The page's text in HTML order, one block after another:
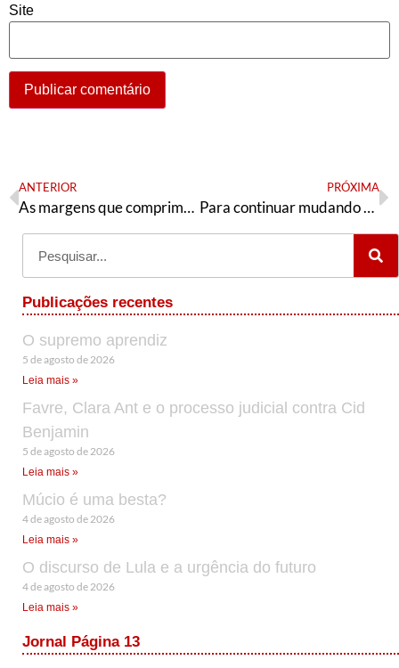
Site
ANTERIOR
As margens que comprimem o PT
PRÓXIMA
Para continuar mudando o Rio Grande do Norte: Fátima governadora!
Publicações recentes
O supremo aprendiz
5 de agosto de 2026
Leia mais »
Favre, Clara Ant e o processo judicial contra Cid
Benjamin
5 de agosto de 2026
Leia mais »
Múcio é uma besta?
4 de agosto de 2026
Leia mais »
O discurso de Lula e a urgência do futuro
4 de agosto de 2026
Leia mais »
Jornal Página 13